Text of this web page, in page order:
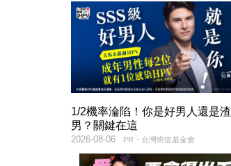
1/2機率淪陷！你是好男人還是渣
男？關鍵在這
PR・台灣癌症基金會
2026-08-06